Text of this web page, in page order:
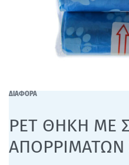
ΔΙΑΦΟΡΑ
PET ΘΗΚΗ ΜΕ
ΑΠΟΡΡΙΜΑΤΩΝ